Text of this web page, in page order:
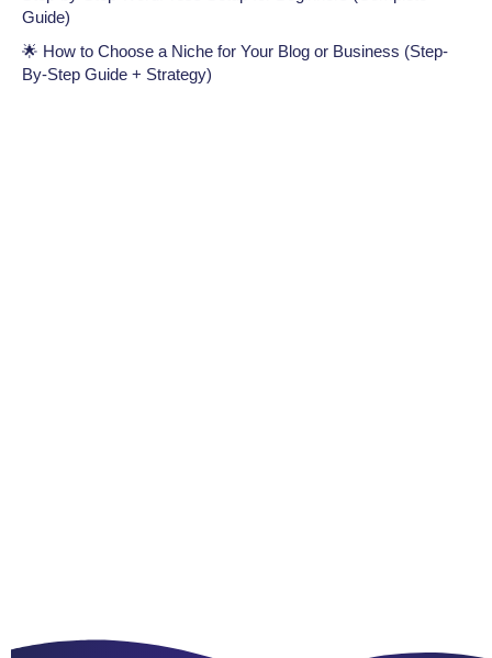
Guide)
🌟 How to Choose a Niche for Your Blog or Business (Step-
By-Step Guide + Strategy)